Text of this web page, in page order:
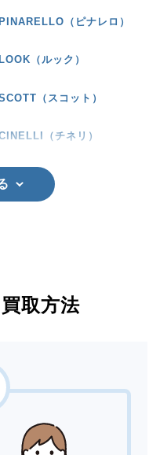
PINARELLO（ピナレロ）
LOOK（ルック）
（スコット）
（チネリ）
取方法